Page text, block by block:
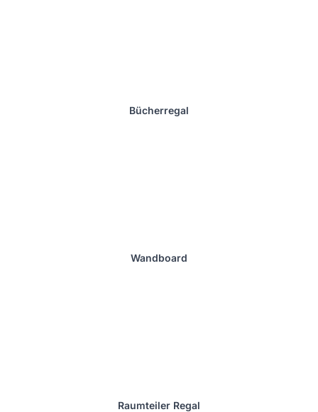
Bücherregal
Wandboard
Raumteiler Regal